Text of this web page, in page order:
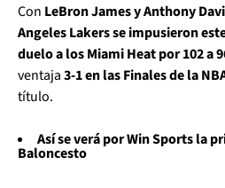
Con LeBron James y Anthony
Angeles Lakers se impusieron
duelo a los Miami Heat por 102 a
ventaja3-1 en las Finales de la
título.
Así se verá por Win Sports la
Baloncesto